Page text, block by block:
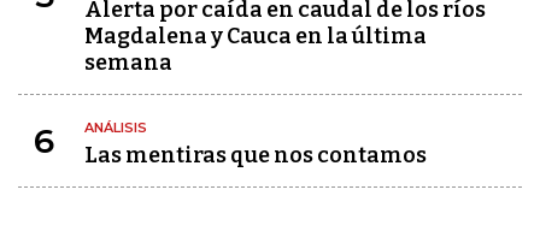
Alerta por caída en caudal de los ríos
Magdalena y Cauca en la última
semana
6 ANÁLISIS
Las mentiras que nos contamos